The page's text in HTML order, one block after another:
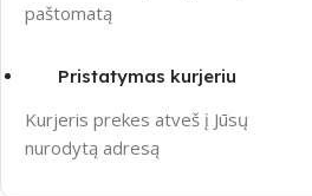
paštomatą
Pristatymas kurjeriu
Kurjeris prekes atveš į Jūsų
nurodytą adresą